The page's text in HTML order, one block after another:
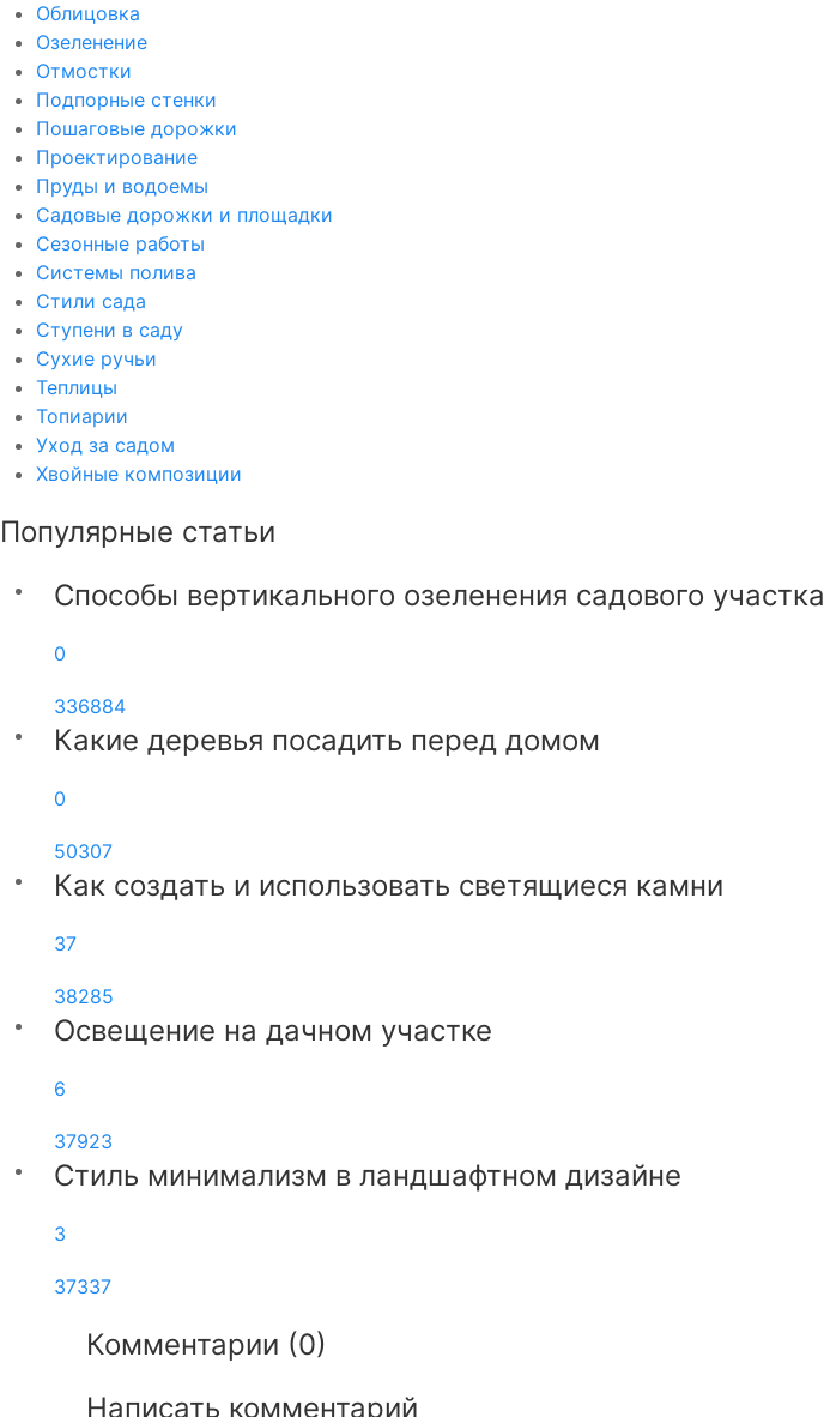
Облицовка
Озеленение
Отмостки
Подпорные стенки
Пошаговые дорожки
Проектирование
Пруды и водоемы
Садовые дорожки и площадки
Сезонные работы
Системы полива
Стили сада
Ступени в саду
Сухие ручьи
Теплицы
Топиарии
Уход за садом
Хвойные композиции
Популярные статьи
Способы вертикального озеленения садового участка
0
336884
Какие деревья посадить перед домом
0
50307
Как создать и использовать светящиеся камни
37
38285
Освещение на дачном участке
6
37923
Стиль минимализм в ландшафтном дизайне
3
37337
Комментарии (0)
Написать комментарий